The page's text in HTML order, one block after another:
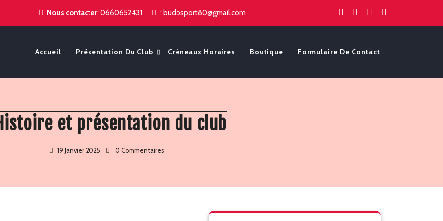
Nous contacter: 0660652431 : budosport80@gmail.com
Accueil Présentation Du Club Créneaux Horaires Boutique Formulaire De Contact
et présentation du club
19 Janvier 2025 0 Commentaires
Rechercher